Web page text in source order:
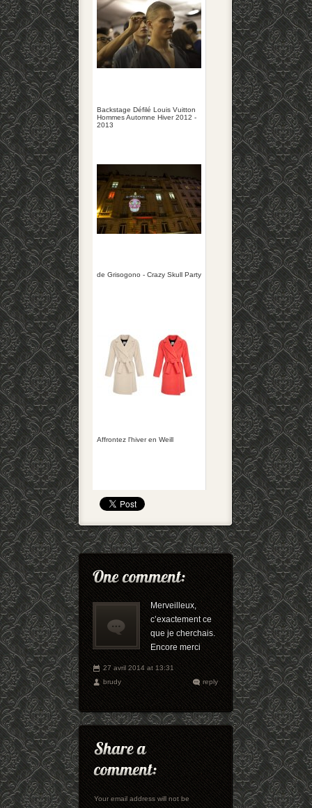
Backstage Défilé Louis Vuitton
Hommes Automne Hiver 2012 -
2013
de Grisogono - Crazy Skull Party
Affrontez l'hiver en Weill
Merveilleux,
c’exactement ce
que je cherchais.
Encore merci
27 avril 2014 at 13:31
brudy
reply
Your email address will not be